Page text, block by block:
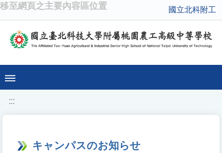
移至網頁之主要內容區位置 國立北科附工
:::
キャンパスのお知らせ